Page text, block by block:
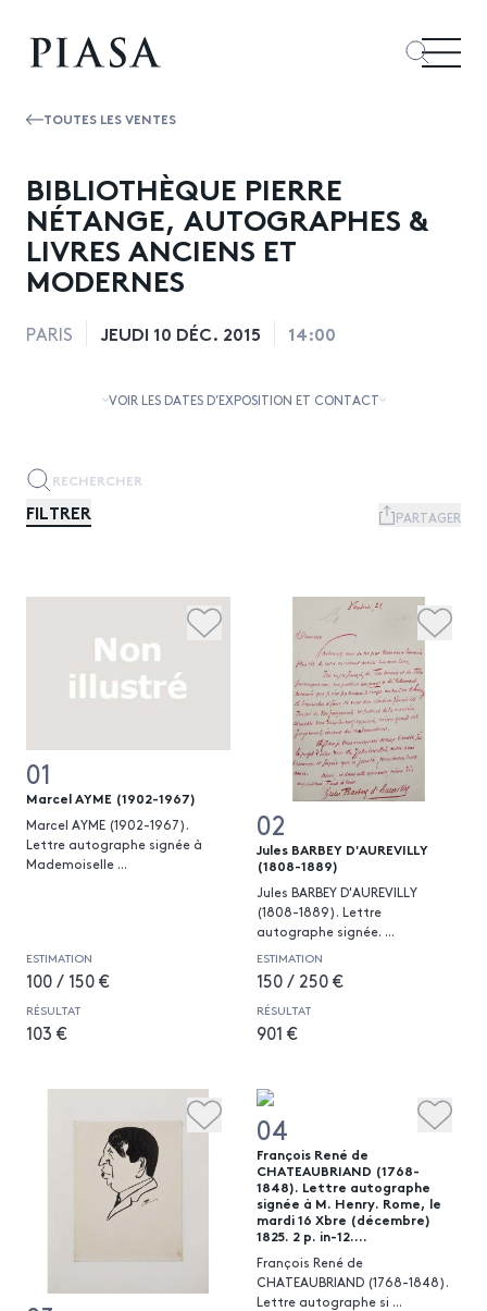
TOUTES LES VENTES
BIBLIOTHÈQUE PIERRE
NÉTANGE, AUTOGRAPHES &
LIVRES ANCIENS ET
MODERNES
PARIS JEUDI 10 DÉC. 2015 14:00
VOIR LES DATES D’EXPOSITION ET CONTACT
FILTRER PARTAGER
01
Marcel AYME (1902-1967)
Marcel AYME (1902-1967).
Lettre autographe signée à
Mademoiselle ...
ESTIMATION
100 / 150 €
RÉSULTAT
103 €
02
Jules BARBEY D'AUREVILLY
(1808-1889)
Jules BARBEY D'AUREVILLY
(1808-1889). Lettre
autographe signée. ...
ESTIMATION
150 / 250 €
RÉSULTAT
901 €
04
François René de
CHATEAUBRIAND (1768-
1848). Lettre autographe
signée à M. Henry. Rome, le
mardi 16 Xbre (décembre)
1825. 2 p. in-12....
François René de
CHATEAUBRIAND (1768-1848).
Lettre autographe si ...